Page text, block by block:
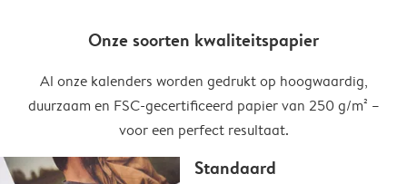
Onze soorten kwaliteitspapier
Al onze kalenders worden gedrukt op hoogwaardig,
duurzaam en FSC-gecertificeerd papier van 250 g/m² –
voor een perfect resultaat.
Standaard